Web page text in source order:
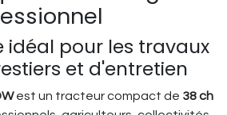
idéal pour les travaux
et d'entretien
est un tracteur compact de 38 ch